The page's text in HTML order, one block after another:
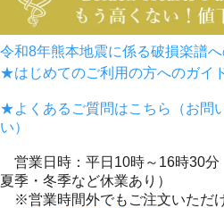
令和8年熊本地震に係る破損楽譜
★はじめてのご利用の方へのガイ
★よくあるご質問はこちら（お問
い）
営業日時：平日10時～16時30分
夏季・冬季など休業あり）
※営業時間外でもご注文いただけ